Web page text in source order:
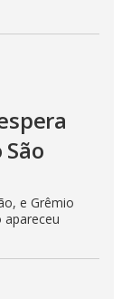
e Grêmio
apareceu